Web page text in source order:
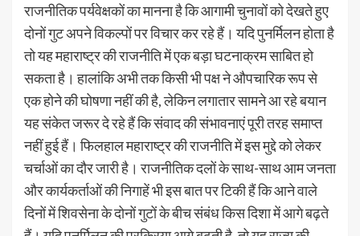
राजनीतिक पर्यवेक्षकों का मानना है कि आगामी चुनावों को देखते हुए
दोनों गुट अपने विकल्पों पर विचार कर रहे हैं। यदि पुनर्मिलन होता है
तो यह महाराष्ट्र की राजनीति में एक बड़ा घटनाक्रम साबित हो
सकता है। हालांकि अभी तक किसी भी पक्ष ने औपचारिक रूप से
एक होने की घोषणा नहीं की है, लेकिन लगातार सामने आ रहे बयान
यह संकेत जरूर दे रहे हैं कि संवाद की संभावनाएं पूरी तरह समाप्त
नहीं हुई हैं। फिलहाल महाराष्ट्र की राजनीति में इस मुद्दे को लेकर
चर्चाओं का दौर जारी है। राजनीतिक दलों के साथ-साथ आम जनता
और कार्यकर्ताओं की निगाहें भी इस बात पर टिकी हैं कि आने वाले
दिनों में शिवसेना के दोनों गुटों के बीच संबंध किस दिशा में आगे बढ़ते